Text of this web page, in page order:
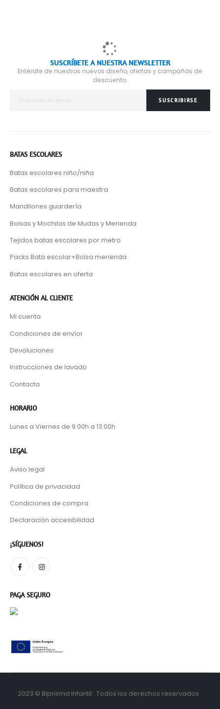
SUSCRÍBETE A NUESTRA NEWSLETTER
Entérate de nuestros nuevos diseño, ofertas y campañas de
descuento.
SUSCRIBIRSE
BATAS ESCOLARES
Batas escolares niño/niña
Batas escolares para maestra
Mandilones guardería
Bolsas y Mochilas de Mudas y Merienda
Tejidos batas escolares por metro
Packs Bata escolar+Bolsa merienda
Batas escolares en oferta
ATENCIÓN AL CLIENTE
Mi cuenta
Condiciones de envíor
Devoluciones
Instrucciones de lavado
Contacta
HORARIO
Lunes a Viernes de 9:00h a 13:00h
LEGAL
Aviso legal
Política de privacidad
Condiciones de compra
Declaración accesibilidad
¡SÍGUENOS!
PAGA SEGURO
2023 © Biprisma Infantil · Todos los derechos reservados